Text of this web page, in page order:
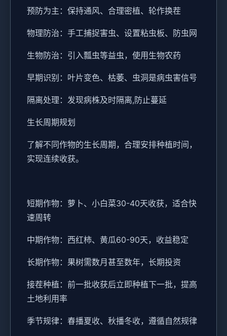
预防为主：保持通风、合理密植、轮作换茬
物理防治：手工捕捉害虫、设置粘虫板、防虫网
生物防治：引入瓢虫等益虫，使用生物农药
早期识别：叶片变色、枯萎、虫洞是病虫害信号
隔离处理：发现病株及时隔离,防止蔓延
生长周期规划
了解不同作物的生长周期，合理安排种植时间，
实现连续收获。
短期作物：萝卜、小白菜30-40天收获，适合快
速周转
中期作物：西红柿、黄瓜60-90天，收益稳定
长期作物：果树需数月甚至数年，长期投资
接茬种植：前一批收获后立即种植下一批，提高
土地利用率
季节规律：春播夏收、秋播冬收，遵循自然规律